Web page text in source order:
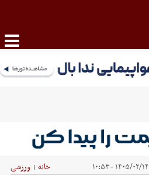
۱۴۰۵/۰۲/۱۴ - ۱۰:۵۳ خانه | ورزشی